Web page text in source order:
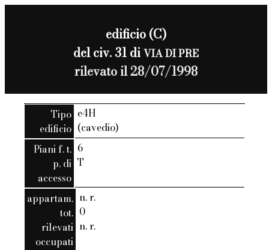
edificio (C)
del civ. 31 diVIA DI PRE
rilevato il 28/07/1998
Tipo
edificio
e4H
(cavedio)
Piani f. t.
p. di
accesso
6
T
appartam.
tot.
rilevati
occupati
n. r.
0
n. r.